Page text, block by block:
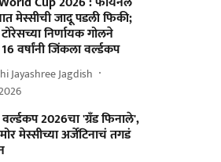
मेस्सीची जादू पडली फिकी;
निर्णायक गोलने
वर्षांनी जिंकला वर्ल्डकप
Jayashree Jagdish
2026चा 'ग्रँड फिनाले',
मेस्सीच्या अर्जेंटिनाचं तगडं